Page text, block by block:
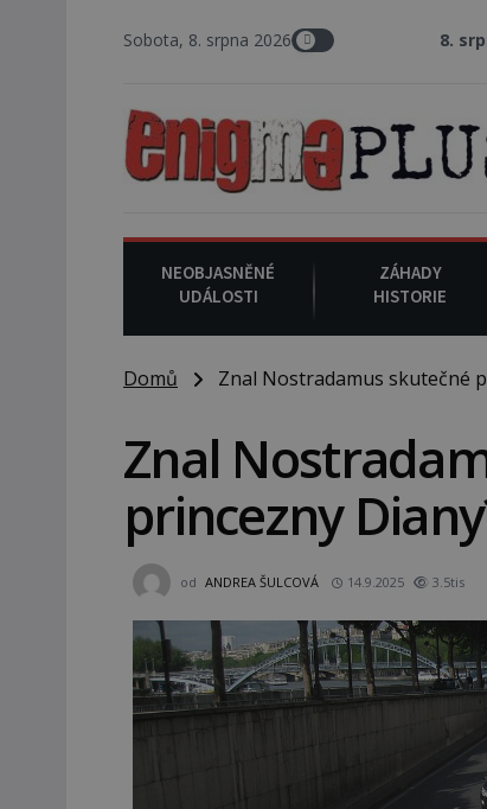
Sobota, 8. srpna 20268. srpna 2008 :
NEOBJASNĚNÉ
UDÁLOSTI
ZÁHADY
HISTORIE
Domů Znal Nostradamus skutečné
Znal
princezny
od ANDREA ŠULCOVÁ 14.9.2025 3.5tis